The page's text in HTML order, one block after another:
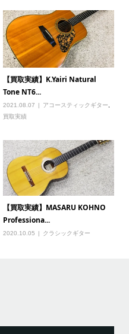
【買取実績】K.Yairi Natural
Tone NT6...
2021.08.07 アコースティックギター
買取実績
【買取実績】MASARU KOHNO
Professiona...
2020.10.05 クラシックギター